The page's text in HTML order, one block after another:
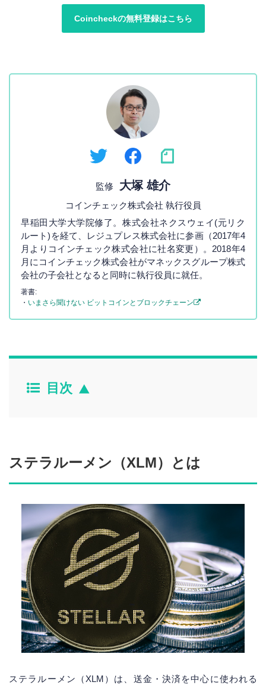
Coincheckの無料登録はこちら
監修 大塚 雄介
コインチェック株式会社 執行役員
早稲田大学大学院修了。株式会社ネクスウェイ(元リク
ルート)を経て、レジュプレス株式会社に参画（2017年4
月よりコインチェック株式会社に社名変更）。2018年4
月にコインチェック株式会社がマネックスグループ株式
会社の子会社となると同時に執行役員に就任。
著書:
・ いまさら聞けない ビットコインとブロックチェーン
目次
ステラルーメン（XLM）とは
ステラルーメン（XLM）は、送金・決済を中心に使われる